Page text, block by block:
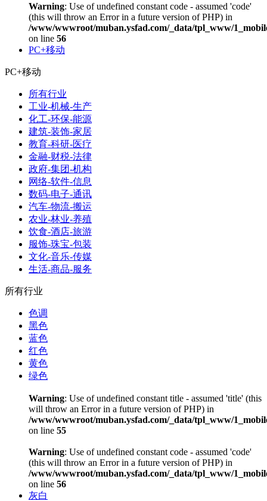
Warning: Use of undefined constant code - assumed 'code'
(this will throw an Error in a future version of PHP) in
/www/wwwroot/muban.ysfad.com/_data/tpl_www/
on line 56
PC+移动
PC+移动
所有行业
工业-机械-生产
化工-环保-能源
建筑-装饰-家居
教育-科研-医疗
金融-财税-法律
政府-集团-机构
网络-软件-信息
数码-电子-通讯
汽车-物流-搬运
农业-林业-养殖
饮食-酒店-旅游
服饰-珠宝-包装
文化-音乐-传媒
生活-商品-服务
所有行业
色调
黑色
蓝色
红色
黄色
绿色
Warning: Use of undefined constant title - assumed 'title' (this
will throw an Error in a future version of PHP) in
/www/wwwroot/muban.ysfad.com/_data/tpl_www/
on line 55
Warning: Use of undefined constant code - assumed 'code'
(this will throw an Error in a future version of PHP) in
/www/wwwroot/muban.ysfad.com/_data/tpl_www/
on line 56
灰白